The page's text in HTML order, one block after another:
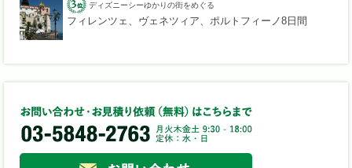
ディズニーシーゆかりの街をめぐる
フィレンツェ、ヴェネツィア、ポルトフィーノ8日間